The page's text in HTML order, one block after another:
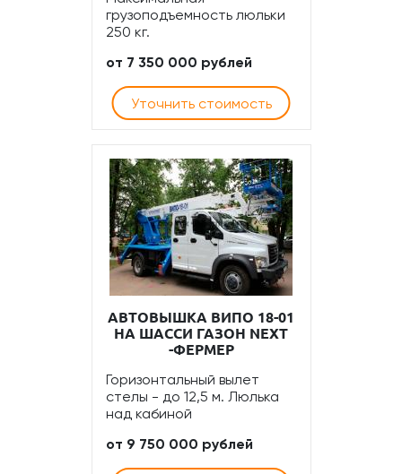
грузоподъемность люльки
250 кг.
от 7 350 000 рублей
Уточнить стоимость
АВТОВЫШКА ВИПО 18-01
НА ШАССИ ГАЗОН NEXT
-ФЕРМЕР
Горизонтальный вылет
стелы - до 12,5 м. Люлька
над кабиной
от 9 750 000 рублей